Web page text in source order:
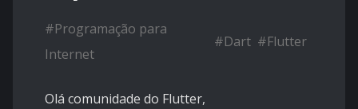
#Programação para
Internet
#Dart #Flutter
Olá comunidade do Flutter,